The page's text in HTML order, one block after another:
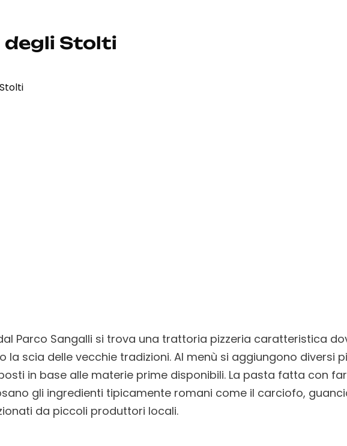
degli Stolti
Parco Sangalli si trova una trattoria pizzeria caratteristica
la scia delle vecchie tradizioni. Al menù si aggiungono diversi
in base alle materie prime disponibili. La pasta fatta con
gli ingredienti tipicamente romani come il carciofo,
da piccoli produttori locali.